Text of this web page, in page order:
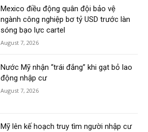
Mexico điều động quân đội bảo vệ
ngành công nghiệp bơ tỷ USD trước làn
sóng bạo lực cartel
August 7, 2026
Nước Mỹ nhận “trái đắng” khi gạt bỏ lao
động nhập cư
August 7, 2026
Mỹ lên kế hoạch truy tìm người nhập cư